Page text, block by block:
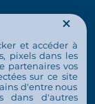
et accéder à
pixels dans les
partenaires vos
sur ce site
d'entre nous
dans d'autres